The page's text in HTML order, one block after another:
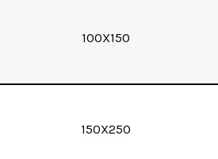
100X150
150X250